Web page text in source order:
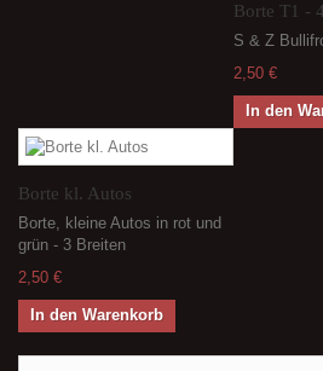
Borte T1 -
S & Z
2,50 €
In den
Borte kl. Autos
Borte, kleine Autos in rot und
grün - 3 Breiten
2,50 €
In den Warenkorb